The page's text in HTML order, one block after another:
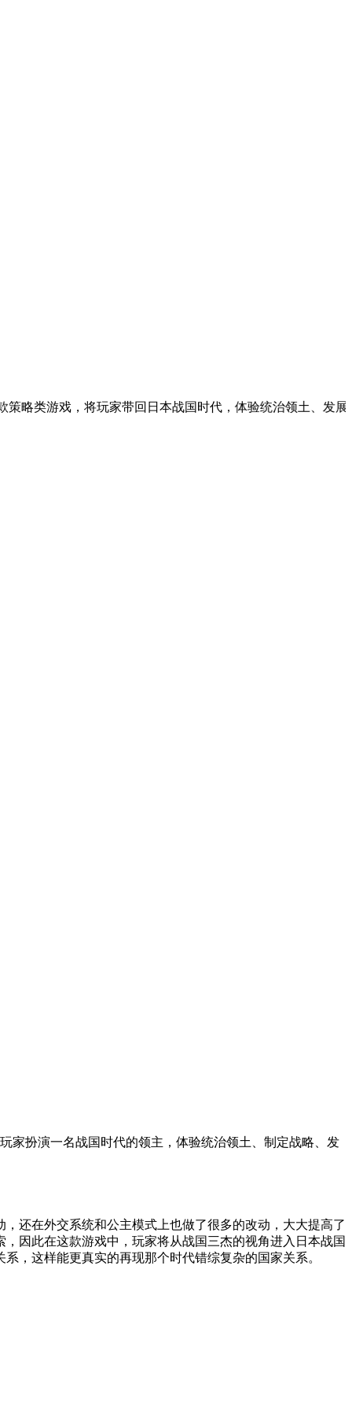
将玩家带回日本战国时代，体验统治领土、发展经济和制
家扮演一名战国时代的领主，体验统治领土、制定战略、发
还在外交系统和公主模式上也做了很多的改动，大大提高了
因此在这款游戏中，玩家将从战国三杰的视角进入日本战国
，这样能更真实的再现那个时代错综复杂的国家关系。